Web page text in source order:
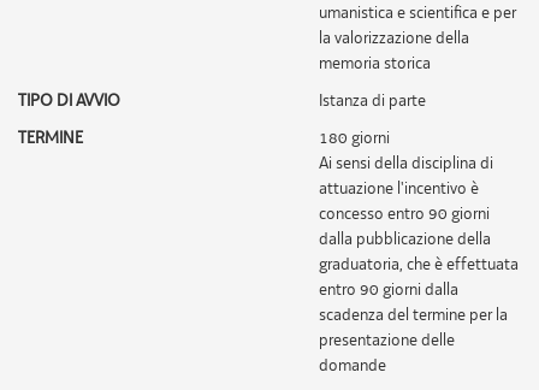
umanistica e scientifica e per
la valorizzazione della
memoria storica
TIPO DI AVVIO
Istanza di parte
TERMINE
180 giorni
Ai sensi della disciplina di
attuazione l'incentivo è
concesso entro 90 giorni
dalla pubblicazione della
graduatoria, che è effettuata
entro 90 giorni dalla
scadenza del termine per la
presentazione delle
domande